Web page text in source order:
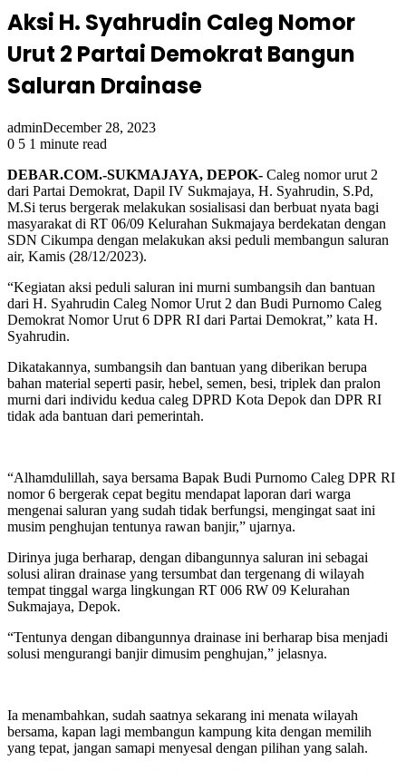
Aksi H. Syahrudin Caleg Nomor
Urut 2 Partai Demokrat Bangun
Saluran Drainase
adminDecember 28, 2023
0 5 1 minute read
DEBAR.COM.-SUKMAJAYA, DEPOK- Caleg nomor urut 2
dari Partai Demokrat, Dapil IV Sukmajaya, H. Syahrudin, S.Pd,
M.Si terus bergerak melakukan sosialisasi dan berbuat nyata bagi
masyarakat di RT 06/09 Kelurahan Sukmajaya berdekatan dengan
SDN Cikumpa dengan melakukan aksi peduli membangun saluran
air, Kamis (28/12/2023).
“Kegiatan aksi peduli saluran ini murni sumbangsih dan bantuan
dari H. Syahrudin Caleg Nomor Urut 2 dan Budi Purnomo Caleg
Demokrat Nomor Urut 6 DPR RI dari Partai Demokrat,” kata H.
Syahrudin.
Dikatakannya, sumbangsih dan bantuan yang diberikan berupa
bahan material seperti pasir, hebel, semen, besi, triplek dan pralon
murni dari individu kedua caleg DPRD Kota Depok dan DPR RI
tidak ada bantuan dari pemerintah.
“Alhamdulillah, saya bersama Bapak Budi Purnomo Caleg DPR RI
nomor 6 bergerak cepat begitu mendapat laporan dari warga
mengenai saluran yang sudah tidak berfungsi, mengingat saat ini
musim penghujan tentunya rawan banjir,” ujarnya.
Dirinya juga berharap, dengan dibangunnya saluran ini sebagai
solusi aliran drainase yang tersumbat dan tergenang di wilayah
tempat tinggal warga lingkungan RT 006 RW 09 Kelurahan
Sukmajaya, Depok.
“Tentunya dengan dibangunnya drainase ini berharap bisa menjadi
solusi mengurangi banjir dimusim penghujan,” jelasnya.
Ia menambahkan, sudah saatnya sekarang ini menata wilayah
bersama, kapan lagi membangun kampung kita dengan memilih
yang tepat, jangan samapi menyesal dengan pilihan yang salah.